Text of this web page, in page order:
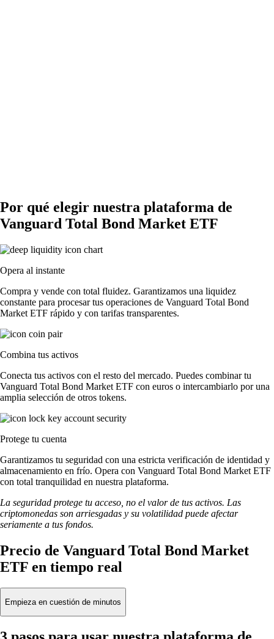
Por qué elegir nuestra plataforma de
Vanguard Total Bond Market ETF
Opera al instante
Compra y vende con total fluidez. Garantizamos una liquidez
constante para procesar tus operaciones de Vanguard Total Bond
Market ETF rápido y con tarifas transparentes.
Combina tus activos
Conecta tus activos con el resto del mercado. Puedes combinar tu
Vanguard Total Bond Market ETF con euros o intercambiarlo por una
amplia selección de otros tokens.
Protege tu cuenta
Garantizamos tu seguridad con una estricta verificación de identidad y
almacenamiento en frío. Opera con Vanguard Total Bond Market ETF
con total tranquilidad en nuestra plataforma.
La seguridad protege tu acceso, no el valor de tus activos. Las
criptomonedas son arriesgadas y su volatilidad puede afectar
seriamente a tus fondos.
Precio de Vanguard Total Bond Market
ETF en tiempo real
Empieza en cuestión de minutos